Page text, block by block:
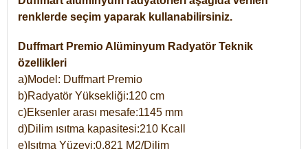
renklerde seçim yaparak kullanabilirsiniz.
Duffmart Premio Alüminyum Radyatör Teknik
özellikleri
a)Model: Duffmart Premio
b)Radyatör Yüksekliği:120 cm
c)Eksenler arası mesafe:1145 mm
d)Dilim ısıtma kapasitesi:210 Kcall
e)Isıtma Yüzeyi:0,821 M2/Dilim